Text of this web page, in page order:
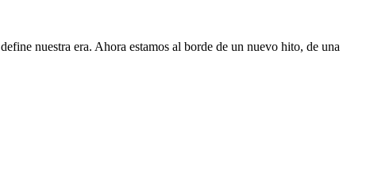
nuestra era. Ahora estamos al borde de un nuevo hito, de una